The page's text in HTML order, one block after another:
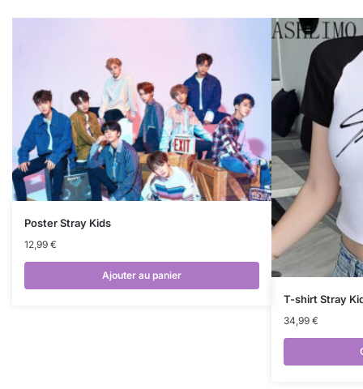
Poster Stray Kids
12,99 €
Ajouter au panier
T-shirt Stray
34,99 €